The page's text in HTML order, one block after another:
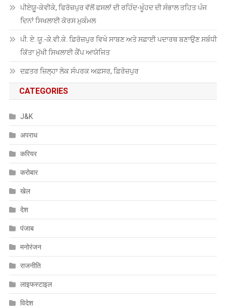
ਪੀਏਯੂੑ-ਕੇਵੀਕੇ, ਫਿਰੋਜ਼ਪੁਰ ਵੱਲੋਂ ਫਸਲਾਂ ਦੀ ਰਹਿੰਦ-ਖੂੰਹਦ ਦੀ ਸੰਭਾਲ ਤਹਿਤ ਪੰਜ
ਦਿਨਾਂ ਸਿਖਲਾਈ ਕੋਰਸ ਮੁਕੰਮਲ
ਪੀ. ਏ. ਯੂ.-ਕੇ.ਵੀ.ਕੇ. ਫ਼ਿਰੋਜ਼ਪੁਰ ਵਿਖੇ ਸਾਬਣ ਅਤੇ ਸਫ਼ਾਈ ਪਦਾਰਥ ਬਣਾਉਣ ਸਬੰਧੀ
ਕਿੱਤਾ ਮੁੱਖੀ ਸਿਖਲਾਈ ਕੈਂਪ ਆਯੋਜਿਤ
ਦਫ਼ਤਰ ਜ਼ਿਲ੍ਹਾ ਲੋਕ ਸੰਪਰਕ ਅਫ਼ਸਰ, ਫ਼ਿਰੋਜ਼ਪੁਰ
CATEGORIES
J&K
अपराध
करियर
करोबार
खेल
देश
पंजाब
मनोरंजन
राजनीति
लाइफस्टाइल
विदेश